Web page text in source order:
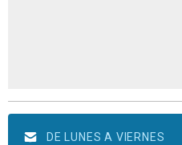
DE LUNES A VIERNES